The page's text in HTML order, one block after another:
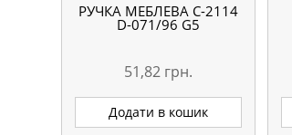
РУЧКА МЕБЛЕВА С-2114
D-071/96 G5
51,82 грн.
Додати в кошик